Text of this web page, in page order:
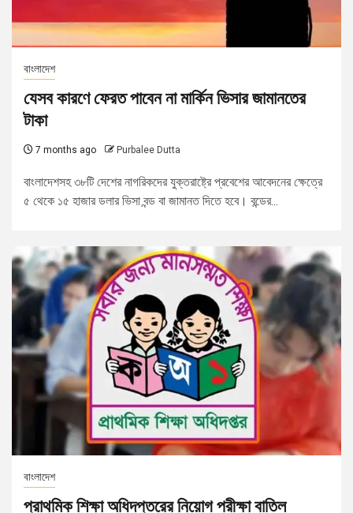
বাংলাদেশ
যেসব কারণে ফেরত পাবেন না মার্কিন ভিসার জামানতের
টাকা
7 months ago Purbalee Dutta
বাংলাদেশসহ ৩৮টি দেশের নাগরিকদের যুক্তরাষ্ট্রে প্রবেশের আবেদনের ক্ষেত্রে
৫ থেকে ১৫ হাজার ডলার ভিসা বন্ড বা জামানত দিতে হবে। বন্ডের...
বাংলাদেশ
প্রাথমিক শিক্ষা অধিদপ্তরের নিয়োগ পরীক্ষা বাতিল